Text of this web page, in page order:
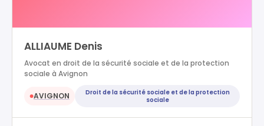
ALLIAUME Denis
Avocat en droit de la sécurité sociale et de la protection
sociale à Avignon
●AVIGNON
Droit de la sécurité sociale et de la protection
sociale